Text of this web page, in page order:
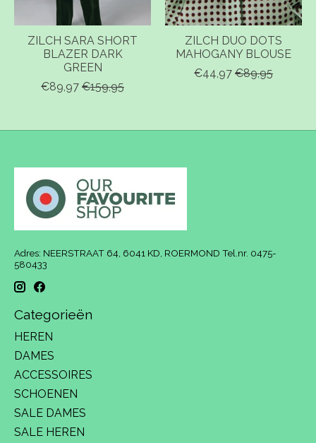
ZILCH SARA SHORT
BLAZER DARK
GREEN
€89,97 €159,95
ZILCH DUO DOTS
MAHOGANY BLOUSE
€44,97 €89,95
Adres: NEERSTRAAT 64, 6041 KD, ROERMOND Tel.nr. 0475-
580433
Categorieën
HEREN
DAMES
ACCESSOIRES
SCHOENEN
SALE DAMES
SALE HEREN